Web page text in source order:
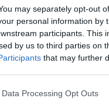
may separately opt-out
personal information by
participants. This
by us to third parties on
that may further
Data Processing Opt Outs
till. Se ovan.
bryggeri har varit
gärna